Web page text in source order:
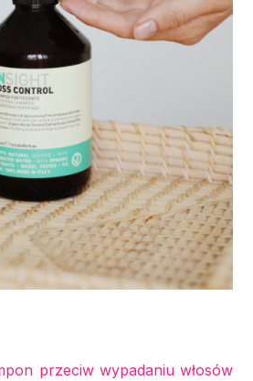
przeciw wypadaniu włosów